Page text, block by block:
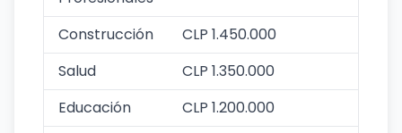
Construcción
CLP 1.450.000
Salud
CLP 1.350.000
Educación
CLP 1.200.000